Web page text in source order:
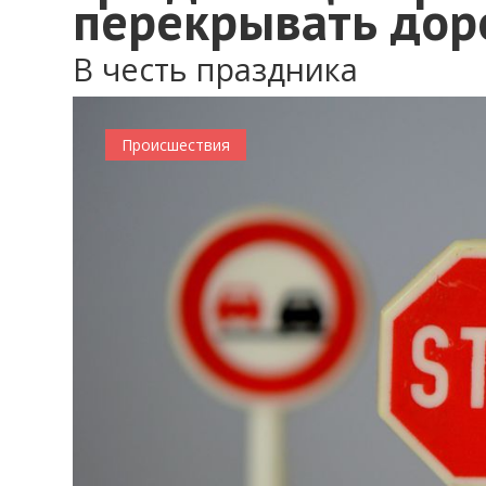
перекрывать
В честь праздника
Происшествия